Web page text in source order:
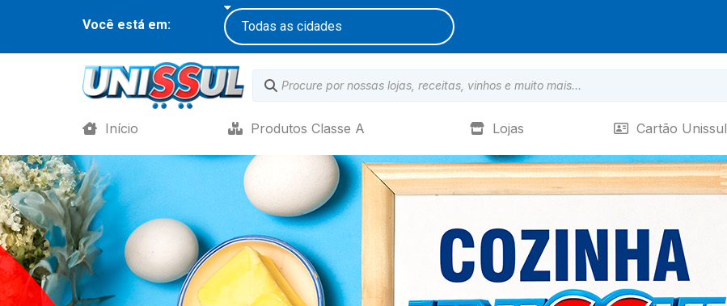
Você está em:
Início Produtos Classe A Lojas Cartão Unissul